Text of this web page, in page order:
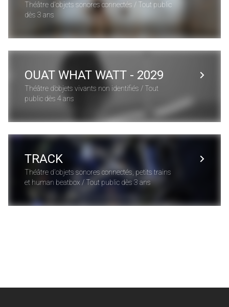
Théâtre d'objets sonores connectés / Tout public
dès 3 ans
OUAT WHAT WATT - 2029
Théâtre d’objets vivants non identifiés / Tout
public dès 4 ans
TRACK
Théâtre d'objets sonores connectés, petits trains
et human beatbox / Tout public dès 3 ans